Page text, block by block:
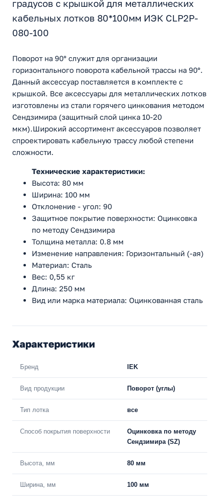
градусов с крышкой для металлических
кабельных лотков 80*100мм ИЭК CLP2P-
080-100
Поворот на 90° служит для организации
горизонтального поворота кабельной трассы на 90°.
Данный аксессуар поставляется в комплекте с
крышкой. Все аксессуары для металлических лотков
изготовлены из стали горячего цинкования методом
Сендзимира (защитный слой цинка 10-20
мкм).Широкий ассортимент аксессуаров позволяет
спроектировать кабельную трассу любой степени
сложности.
Технические характеристики:
Высота: 80 мм
Ширина: 100 мм
Отклонение - угол: 90
Защитное покрытие поверхности: Оцинковка
по методу Сендзимира
Толщина металла: 0.8 мм
Изменение направления: Горизонтальный (-ая)
Материал: Сталь
Вес: 0,55 кг
Длина: 250 мм
Вид или марка материала: Оцинкованная сталь
Характеристики
Бренд IEK
Вид продукции Поворот (углы)
Тип лотка все
Способ покрытия поверхности
Оцинковка по методу
Сендзимира (SZ)
Высота, мм 80 мм
Ширина, мм 100 мм